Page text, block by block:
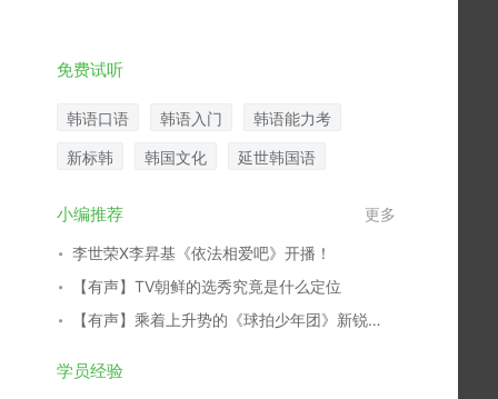
免费试听
韩语口语 韩语入门 韩语能力考
新标韩 韩国文化 延世韩国语
小编推荐 更多
李世荣X李昇基《依法相爱吧》开播！
【有声】TV朝鲜的选秀究竟是什么定位
【有声】乘着上升势的《球拍少年团》新锐演员们
学员经验